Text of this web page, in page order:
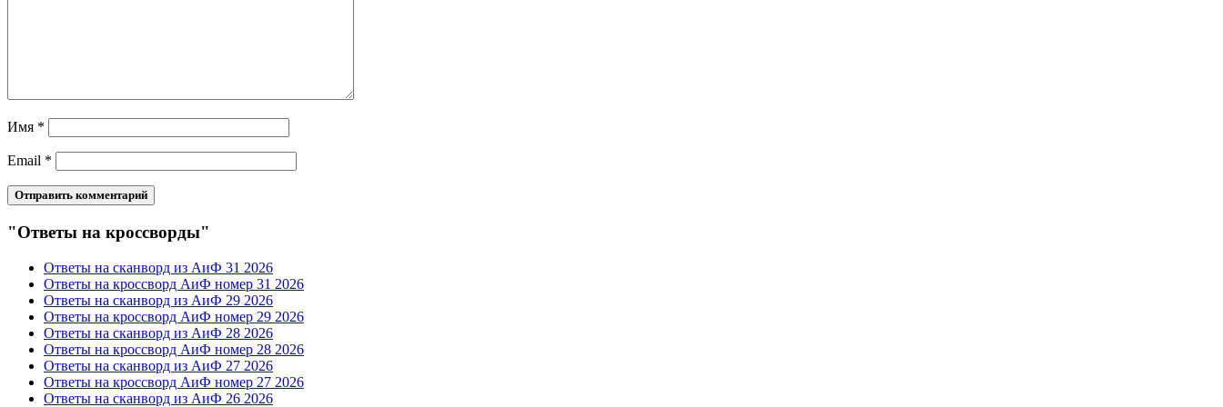
Имя *
Email *
"Ответы на кроссворды"
Ответы на сканворд из АиФ 31 2026
Ответы на кроссворд АиФ номер 31 2026
Ответы на сканворд из АиФ 29 2026
Ответы на кроссворд АиФ номер 29 2026
Ответы на сканворд из АиФ 28 2026
Ответы на кроссворд АиФ номер 28 2026
Ответы на сканворд из АиФ 27 2026
Ответы на кроссворд АиФ номер 27 2026
Ответы на сканворд из АиФ 26 2026